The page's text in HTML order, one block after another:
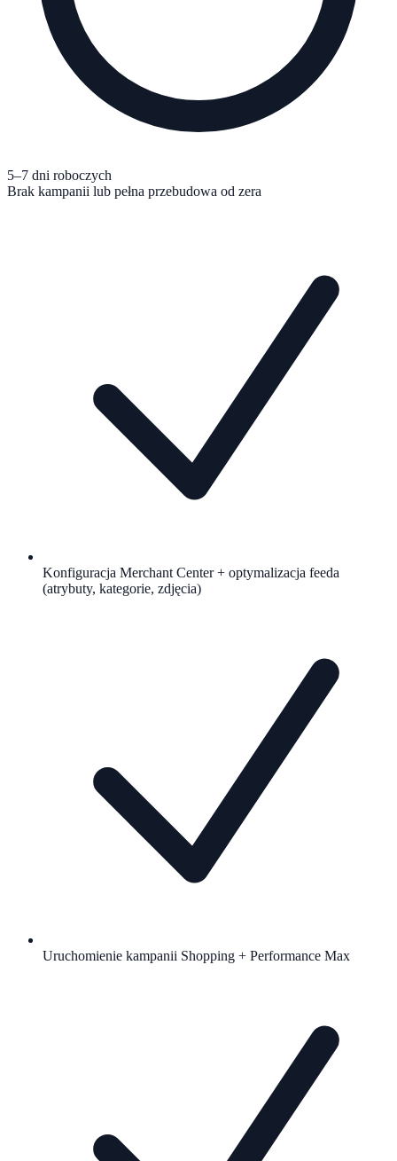
5–7 dni roboczych
Brak kampanii lub pełna przebudowa od zera
Konfiguracja Merchant Center + optymalizacja feeda
(atrybuty, kategorie, zdjęcia)
Uruchomienie kampanii Shopping + Performance Max